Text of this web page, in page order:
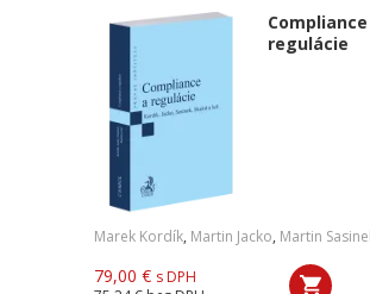
regulácie
Marek Kordík, Martin Jacko, Martin
79,00 € s DPH